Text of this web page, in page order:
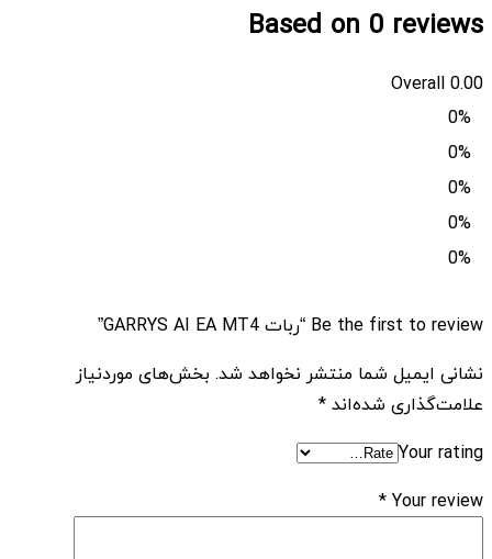
Based on 0 reviews
0.00
Overall
0%
0%
0%
0%
0%
Be the first to review “ربات GARRYS AI EA MT4”
نشانی ایمیل شما منتشر نخواهد شد. بخش‌های موردنیاز
علامت‌گذاری شده‌اند*
Your rating
Your review
*